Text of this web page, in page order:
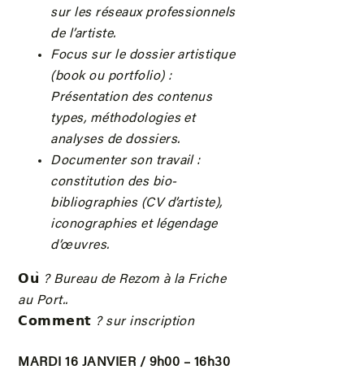
sur les réseaux professionnels
de l’artiste.
Focus sur le dossier artistique
(book ou portfolio) :
Présentation des contenus
types, méthodologies et
analyses de dossiers.
Documenter son travail :
constitution des bio-
bibliographies (CV d’artiste),
iconographies et légendage
d’œuvres.
𝗢𝘂 ̀ ? Bureau de Rezom à la Friche
au Port..
𝗖𝗼𝗺𝗺𝗲𝗻𝘁 ? sur inscription
MARDI 16 JANVIER / 9h00 – 16h30